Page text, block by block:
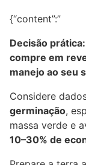
{“content”:”
Decisão
compre em
manejo ao seu
Considere
germinação,
massa verde e
10–30% de